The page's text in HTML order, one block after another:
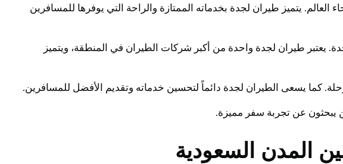
يتميز طيران لجدة بخدماته الممتازة والراحة التي يوفرها للمسافرين
طيران لجدة واحدة من أكبر شركات الطيران في المنطقة، ويتميز
كما يسعى الطيران لجدة دائماً لتحسين خدماته وتقديم الأفضل للمسافرين.
يبحثون عن تجربة سفر مميزة.
المدن السعودية